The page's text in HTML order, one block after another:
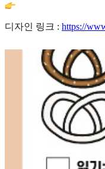
디자인 링크 : https://